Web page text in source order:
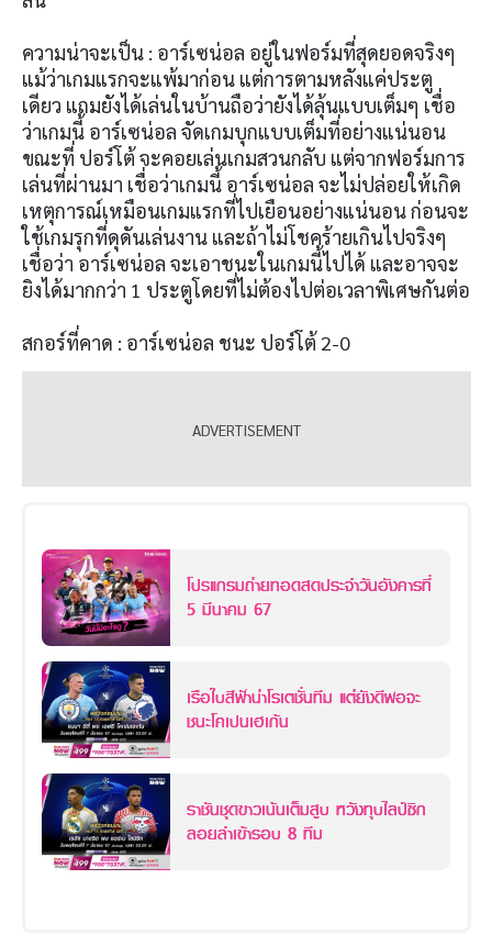
ความน่าจะเป็น : อาร์เซน่อล อยู่ในฟอร์มที่สุดยอดจริงๆ
แม้ว่าเกมแรกจะแพ้มาก่อน แต่การตามหลังแค่ประตู
เดียว แถมยังได้เล่นในบ้านถือว่ายังได้ลุ้นแบบเต็มๆ เชื่อ
ว่าเกมนี้ อาร์เซน่อล จัดเกมบุกแบบเต็มที่อย่างแน่นอน
ขณะที่ ปอร์โต้ จะคอยเล่นเกมสวนกลับ แต่จากฟอร์มการ
เล่นที่ผ่านมา เชื่อว่าเกมนี้ อาร์เซน่อล จะไม่ปล่อยให้เกิด
เหตุการณ์เหมือนเกมแรกที่ไปเยือนอย่างแน่นอน ก่อนจะ
ใช้เกมรุกที่ดุดันเล่นงาน และถ้าไม่โชคร้ายเกินไปจริงๆ
เชื่อว่า อาร์เซน่อล จะเอาชนะในเกมนี้ไปได้ และอาจจะ
ยิงได้มากกว่า 1 ประตูโดยที่ไม่ต้องไปต่อเวลาพิเศษกันต่อ
สกอร์ที่คาด : อาร์เซน่อล ชนะ ปอร์โต้ 2-0
โปรแกรมถ่ายทอดสดประจำวันอังคารที่
5 มีนาคม 67
เรือใบสีฟ้าน่าโรเตชั่นทีม แต่ยังดีพอจะ
ชนะโคเปนเฮเก้น
ราชันชุดขาวเน้นเต็มสูบ หวังทุบไลป์ซิก
ลอยลำเข้ารอบ 8 ทีม